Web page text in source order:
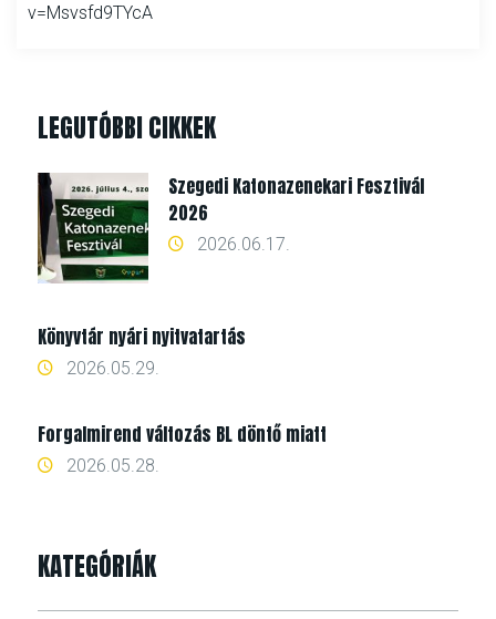
v=Msvsfd9TYcA
LEGUTÓBBI CIKKEK
Szegedi Katonazenekari Fesztivál
2026
2026.06.17.
Könyvtár nyári nyitvatartás
2026.05.29.
Forgalmirend változás BL döntő miatt
2026.05.28.
KATEGÓRIÁK